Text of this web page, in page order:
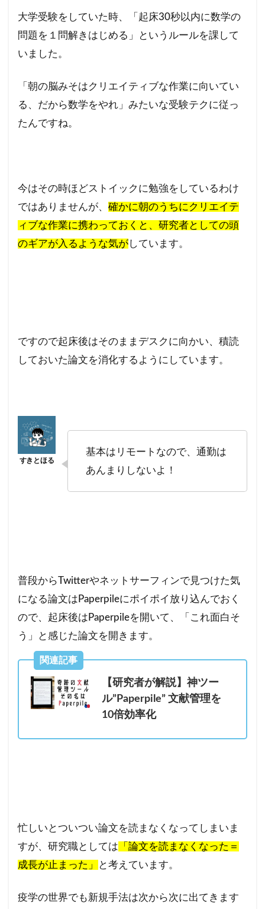
大学受験をしていた時、「起床30秒以内に数学の
問題を１問解きはじめる」というルールを課して
いました。
「朝の脳みそはクリエイティブな作業に向いてい
る、だから数学をやれ」みたいな受験テクに従っ
たんですね。
今はその時ほどストイックに勉強をしているわけ
ではありませんが、 確かに朝のうちにクリエイテ
ィブな作業に携わっておくと、研究者としての頭
のギアが入るような気がしています。
ですので起床後はそのままデスクに向かい、積読
しておいた論文を消化するようにしています。
基本はリモートなので、通勤は
あんまりしないよ！
普段からTwitterやネットサーフィンで見つけた気
になる論文はPaperpileにポイポイ放り込んでおく
ので、起床後はPaperpileを開いて、「これ面白そ
う」と感じた論文を開きます。
関連記事
【研究者が解説】神ツー
ル”Paperpile” 文献管理を
10倍効率化
忙しいとついつい論文を読まなくなってしまいま
すが、研究職としては 「論文を読まなくなった＝
成長が止まった」
と考えています。
疫学の世界でも新規手法は次から次に出てきます